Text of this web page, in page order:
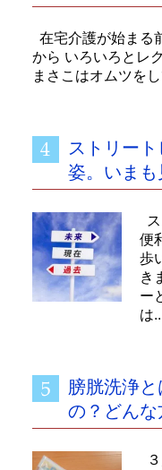
在宅介護が始まる
から いろいろとレ
まさこはオムツを
ストリー
姿。いまも
便
歩
き
ー
は
膀胱洗浄
の？どんな